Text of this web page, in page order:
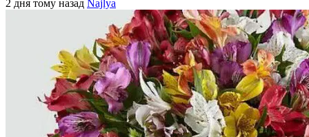
2 дня тому назад Najlya